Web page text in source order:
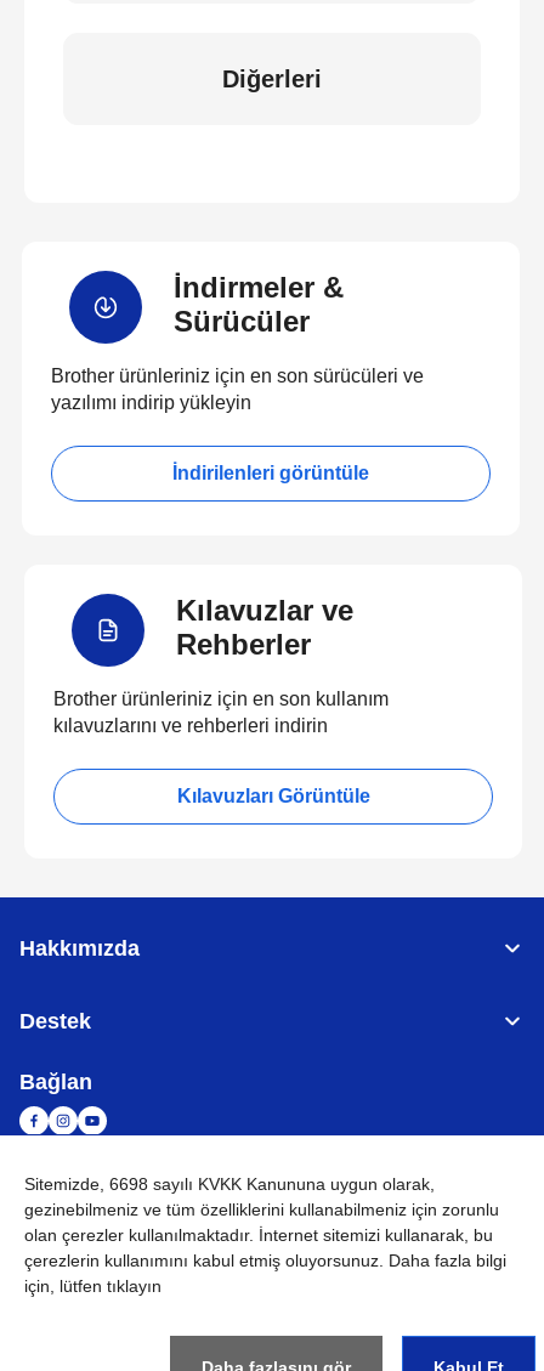
Diğerleri
İndirmeler &
Sürücüler
Brother ürünleriniz için en son sürücüleri ve
yazılımı indirip yükleyin
İndirilenleri görüntüle
Kılavuzlar ve
Rehberler
Brother ürünleriniz için en son kullanım
kılavuzlarını ve rehberleri indirin
Kılavuzları Görüntüle
Hakkımızda
Destek
Bağlan
TÜRKİYE Küresel Ağ
Kullanım Koşulları Site haritası Küresel Siteye Git
©
Sitemizde, 6698 sayılı KVKK Kanununa uygun olarak,
gezinebilmeniz ve tüm özelliklerini kullanabilmeniz için zorunlu
olan çerezler kullanılmaktadır. İnternet sitemizi kullanarak, bu
çerezlerin kullanımını kabul etmiş oluyorsunuz. Daha fazla bilgi
için, lütfen tıklayın